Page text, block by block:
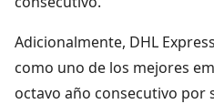
Adicionalmente, DHL
como uno de los mejores
octavo año consecutivo por